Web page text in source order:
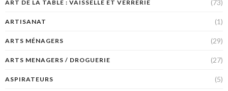
ART DE LA TABLE : VAISSELLE ET VERRERIE (73)
ARTISANAT (1)
ARTS MÉNAGERS (29)
ARTS MENAGERS / DROGUERIE (27)
ASPIRATEURS (5)